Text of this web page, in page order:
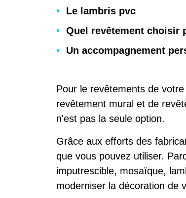
Le lambris pvc
Quel revêtement choisir
Un accompagnement
Pour le revêtements de
revêtement mural et de
n'est pas la seule option.
Grâce aux efforts des
que vous pouvez utiliser.
imputrescible, mosaïque,
moderniser la décoration de